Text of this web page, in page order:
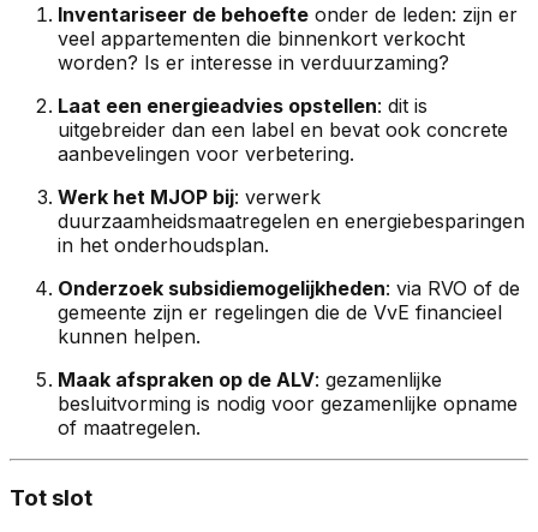
Inventariseer de behoefte onder de leden: zijn er
veel appartementen die binnenkort verkocht
worden? Is er interesse in verduurzaming?
Laat een energieadvies opstellen: dit is
uitgebreider dan een label en bevat ook concrete
aanbevelingen voor verbetering.
Werk het MJOP bij: verwerk
duurzaamheidsmaatregelen en energiebesparingen
in het onderhoudsplan.
Onderzoek subsidiemogelijkheden: via RVO of de
gemeente zijn er regelingen die de VvE financieel
kunnen helpen.
Maak afspraken op de ALV: gezamenlijke
besluitvorming is nodig voor gezamenlijke opname
of maatregelen.
Tot slot